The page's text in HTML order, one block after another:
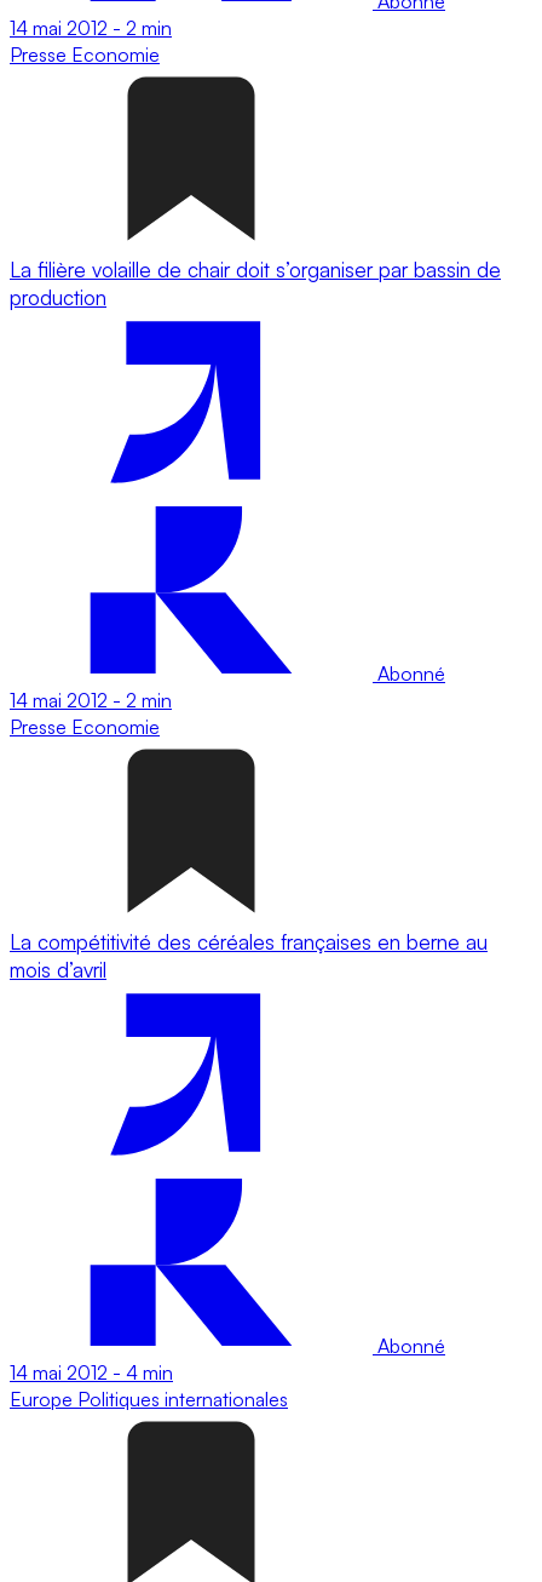
14 mai 2012 - 2 min
Presse Economie
La filière volaille de chair doit s’organiser par bassin de
production
Abonné
14 mai 2012 - 2 min
Presse Economie
La compétitivité des céréales françaises en berne au
mois d’avril
Abonné
14 mai 2012 - 4 min
Europe Politiques internationales